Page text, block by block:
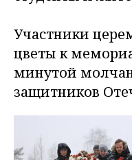
Участники
цветы к
минутой
защитников